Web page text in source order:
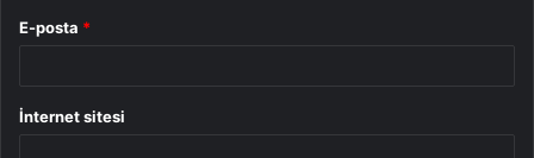
E-posta *
İnternet sitesi